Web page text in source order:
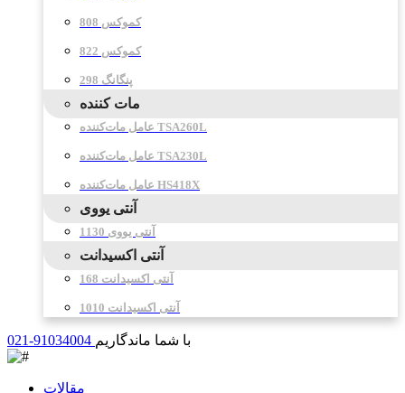
808 کموکس
822 کموکس
298 پنگانگ
مات کننده
عامل مات‌کننده TSA260L
عامل مات‌کننده TSA230L
عامل مات‌کننده HS418X
آنتی یووی
آنتی یووی 1130
آنتی اکسیدانت
آنتی اکسیدانت 168
آنتی اکسیدانت 1010
021-91034004 با شما ماندگاریم
مقالات